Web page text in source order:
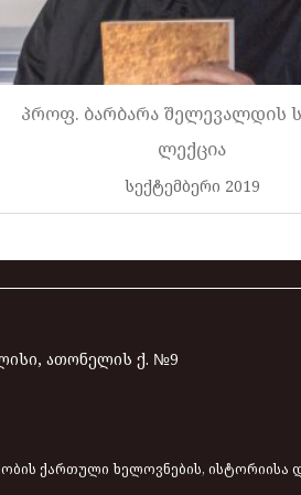
პროფ. ბარბარა შელევალდის
ლექცია
სექტემბერი 2019
ათონელის ქ. №9
ქართული ხელოვნების,